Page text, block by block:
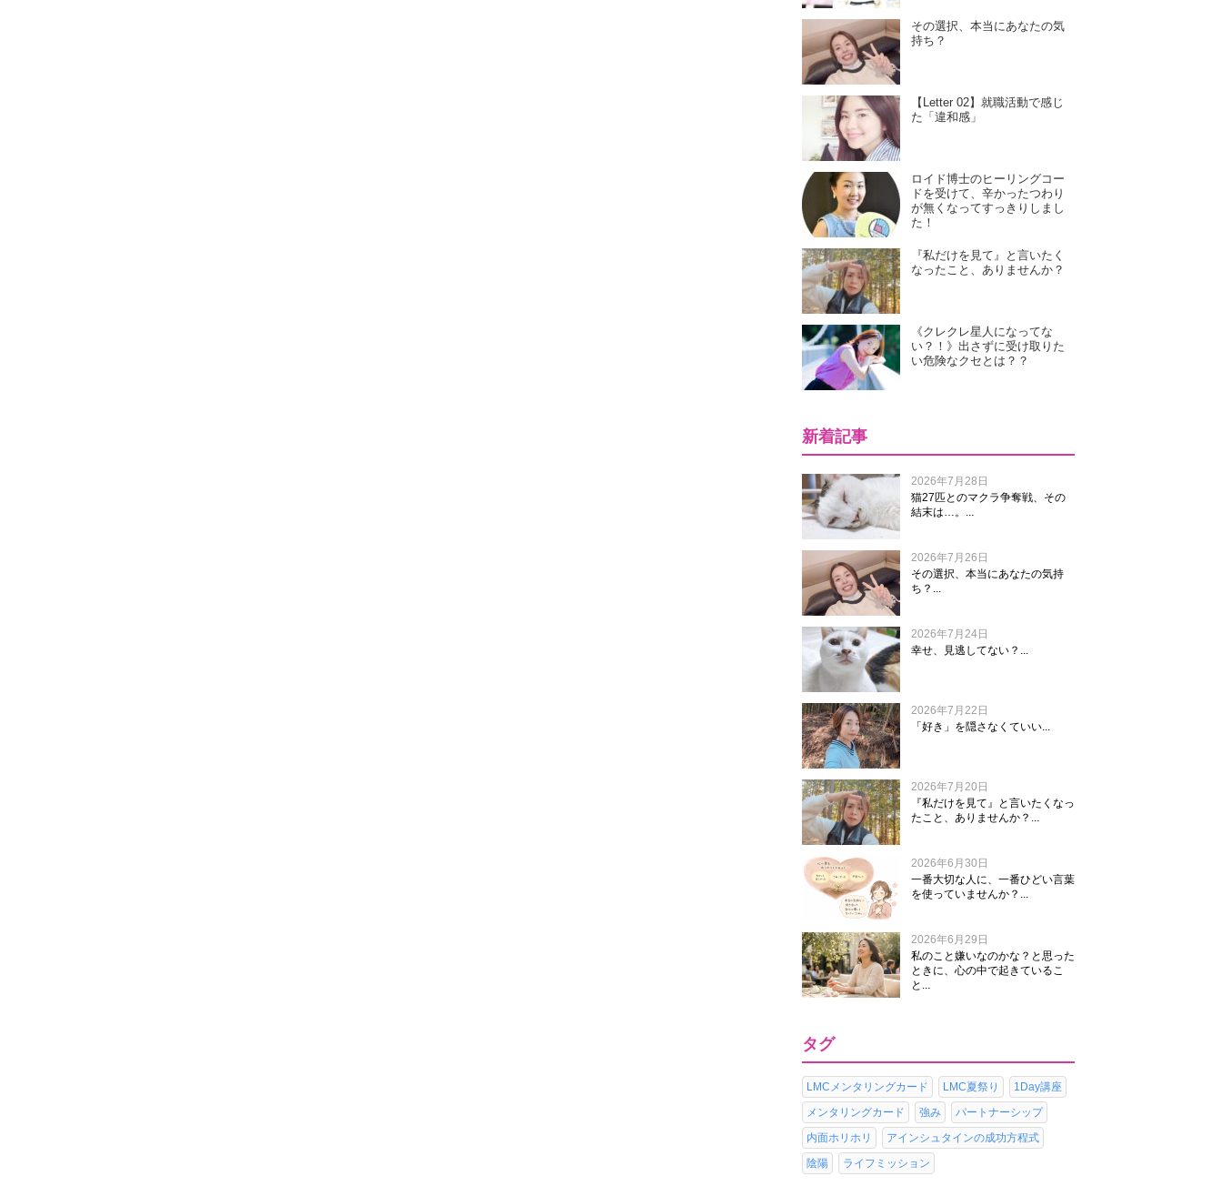
その選択、本当にあなたの気
持ち？
【Letter 02】就職活動で感じ
た「違和感」
ロイド博士のヒーリングコー
ドを受けて、辛かったつわり
が無くなってすっきりしまし
た！
『私だけを見て』と言いたく
なったこと、ありませんか？
《クレクレ星人になってな
い？！》出さずに受け取りた
い危険なクセとは？？
新着記事
2026年7月28日
猫27匹とのマクラ争奪戦、その
結末は…。...
2026年7月26日
その選択、本当にあなたの気持
ち？...
2026年7月24日
幸せ、見逃してない？...
2026年7月22日
「好き」を隠さなくていい...
2026年7月20日
『私だけを見て』と言いたくなっ
たこと、ありませんか？...
2026年6月30日
一番大切な人に、一番ひどい言葉
を使っていませんか？...
2026年6月29日
私のこと嫌いなのかな？と思った
ときに、心の中で起きているこ
と...
タグ
LMCメンタリングカード LMC夏祭り
1Day講座
メンタリングカード
強み
パートナーシップ
内面ホリホリ
アインシュタインの成功方程式
陰陽
ライフミッション